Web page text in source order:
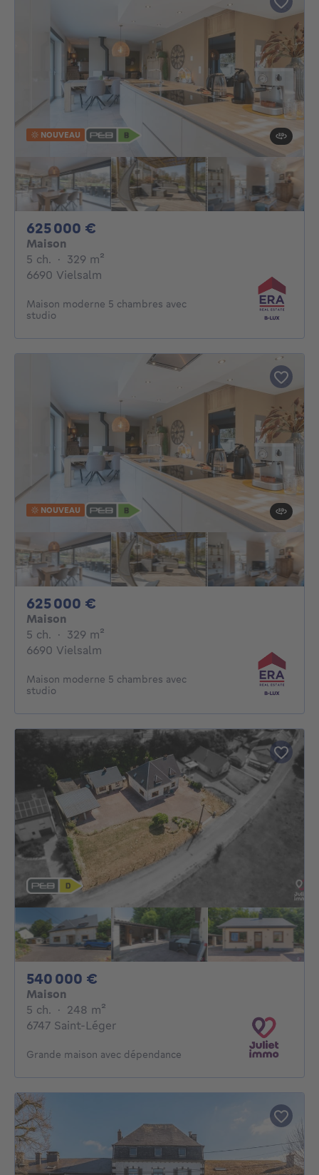
NOUVEAU
625 000 €
Maison
5 ch. 5 chambres
· 329 m²
6690 Vielsalm
Maison moderne 5 chambres avec
studio
NOUVEAU
625 000 €
Maison
5 ch. 5 chambres
· 329 m²
6690 Vielsalm
Maison moderne 5 chambres avec
studio
540 000 €
Maison
5 ch. 5 chambres
· 248 m²
6747 Saint-Léger
Grande maison avec dépendance